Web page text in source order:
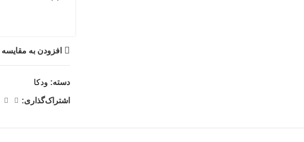
افزودن به مقایسه
دسته: ودکا
اشتراک‌گذاری: